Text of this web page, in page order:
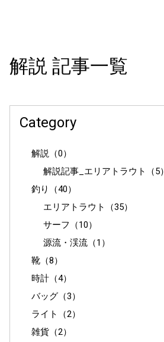
解説 記事一覧
Category
解説（0）
解説記事_エリアトラウト（5）
釣り（40）
エリアトラウト（35）
サーフ（10）
源流・渓流（1）
靴（8）
時計（4）
バッグ（3）
ライト（2）
雑貨（2）